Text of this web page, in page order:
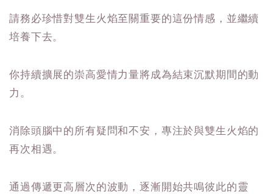
請務必珍惜對雙生火焰至關重要的這份情感，並繼續
培養下去。
你持續擴展的崇高愛情力量將成為結束沉默期間的動
力。
消除頭腦中的所有疑問和不安，專注於與雙生火焰的
再次相遇。
通過傳遞更高層次的波動，逐漸開始共鳴彼此的靈